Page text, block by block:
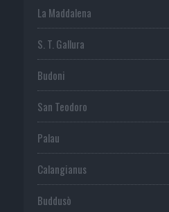
La Maddalena
S. T. Gallura
Budoni
San Teodoro
Palau
Calangianus
Buddusò